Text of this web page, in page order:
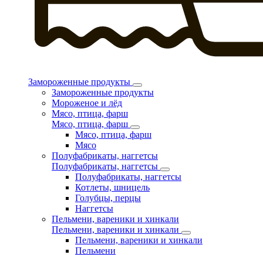
Замороженные продукты
Замороженные продукты
Мороженое и лёд
Мясо, птица, фарш
Мясо, птица, фарш
Мясо, птица, фарш
Мясо
Полуфабрикаты, наггетсы
Полуфабрикаты, наггетсы
Полуфабрикаты, наггетсы
Котлеты, шницель
Голубцы, перцы
Наггетсы
Пельмени, вареники и хинкали
Пельмени, вареники и хинкали
Пельмени, вареники и хинкали
Пельмени